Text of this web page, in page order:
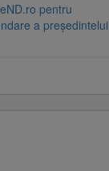
pentru
a președintelui